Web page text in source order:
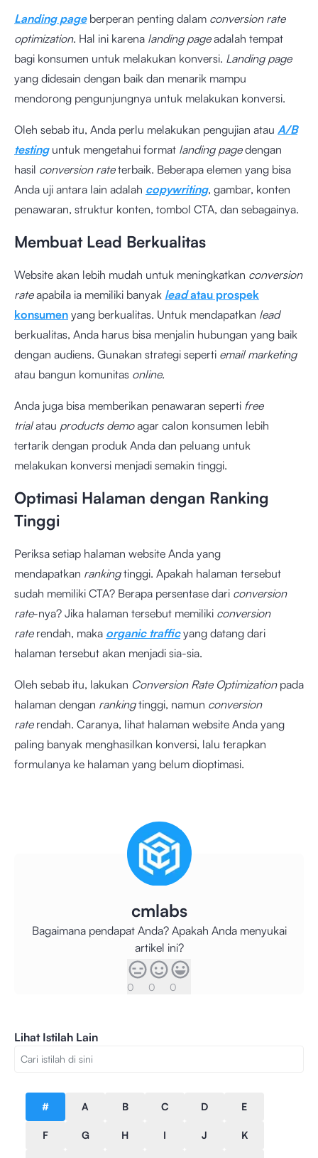
Landing page berperan penting dalam conversion rate
optimization. Hal ini karena landing pageadalah tempat
bagi konsumen untuk melakukan konversi. Landing page
yang didesain dengan baik dan menarik mampu
mendorong pengunjungnya untuk melakukan konversi.
Oleh sebab itu, Anda perlu melakukan pengujian atau A/B
testinguntuk mengetahui format landing pagedengan
hasil conversion rateterbaik. Beberapa elemen yang bisa
Anda uji antara lain adalah copywriting, gambar, konten
penawaran, struktur konten, tombol CTA, dan sebagainya.
Membuat Lead Berkualitas
Website akan lebih mudah untuk meningkatkan conversion
rateapabila ia memiliki banyak leadatau prospek
konsumen yang berkualitas. Untuk mendapatkan lead
berkualitas, Anda harus bisa menjalin hubungan yang baik
dengan audiens. Gunakan strategi seperti email marketing
atau bangun komunitas online.
Anda juga bisa memberikan penawaran seperti free
trialatau products demoagar calon konsumen lebih
tertarik dengan produk Anda dan peluang untuk
melakukan konversi menjadi semakin tinggi.
Optimasi Halaman dengan Ranking
Tinggi
Periksa setiap halaman website Anda yang
mendapatkan rankingtinggi. Apakah halaman tersebut
sudah memiliki CTA? Berapa persentase dari conversion
rate-nya? Jika halaman tersebut memiliki conversion
rate rendah, maka organic traffic yang datang dari
halaman tersebut akan menjadi sia-sia.
Oleh sebab itu, lakukan Conversion Rate Optimizationpada
halaman dengan rankingtinggi, namun conversion
rate rendah. Caranya, lihat halaman website Anda yang
paling banyak menghasilkan konversi, lalu terapkan
formulanya ke halaman yang belum dioptimasi.
cmlabs
Bagaimana pendapat Anda? Apakah Anda menyukai
artikel ini?
0 0 0
Lihat Istilah Lain
# A B C D E
F G H I J K